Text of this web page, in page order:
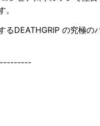
るDEATHGRIP の究極の